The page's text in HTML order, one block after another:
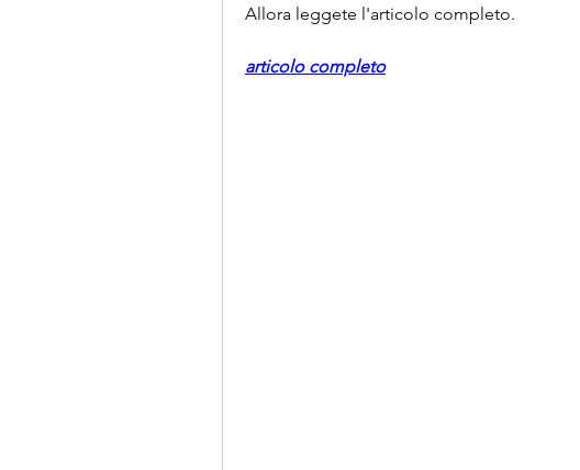
Allora leggete l'articolo completo.
articolo completo